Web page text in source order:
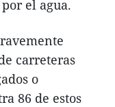
el agua.
carreteras
o
86 de estos